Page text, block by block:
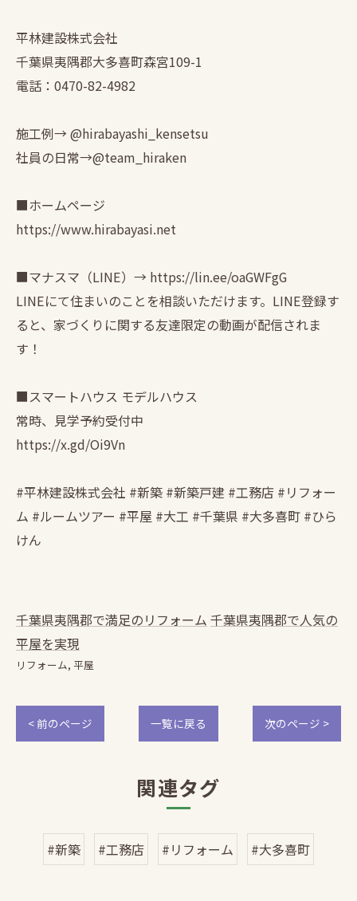
平林建設株式会社
千葉県夷隅郡大多喜町森宮109-1
電話：0470-82-4982
施工例→ @hirabayashi_kensetsu
社員の日常→@team_hiraken
■ホームページ
https://www.hirabayasi.net
■マナスマ（LINE）→ https://lin.ee/oaGWFgG
LINEにて住まいのことを相談いただけます。LINE登録す
ると、家づくりに関する友達限定の動画が配信されま
す！
■スマートハウス モデルハウス
常時、見学予約受付中
https://x.gd/Oi9Vn
#平林建設株式会社 #新築 #新築戸建 #工務店 #リフォー
ム #ルームツアー #平屋 #大工 #千葉県 #大多喜町 #ひら
けん
千葉県夷隅郡で満足のリフォーム 千葉県夷隅郡で人気の
平屋を実現
リフォーム 平屋
< 前のページ 一覧に戻る 次のページ >
関連タグ
#新築 #工務店 #リフォーム #大多喜町